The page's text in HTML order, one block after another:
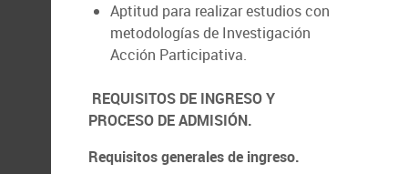
Aptitud para realizar estudios con
metodologías de Investigación
Acción Participativa.
REQUISITOS DE INGRESO Y
PROCESO DE ADMISIÓN.
Requisitos generales de ingreso.